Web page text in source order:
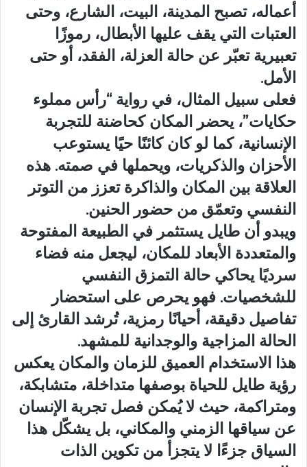
أعماله، تصبح المدينة، البيت، الشارع، وحتى
العتبات التي يقف عليها الأبطال، رموزًا
تعبيرية تعبّر عن حالة العزلة، الفقد، أو حتى
الأمل.
فعلى سبيل المثال، في رواية “رأس مملوء
حكايات”، يحضر المكان كحاضنة للتجربة
الإنسانية، كما لو كان كائنًا حيًا يستوعب
الأحزان والذكريات، ويحملها في صمته. هذه
العلاقة بين المكان والذاكرة تعزز من التوتر
النفسي وتعمّق من حضور الحنين.
ويبدو أن طايل يستثمر في الطبيعة المفتوحة
والمتعددة الأبعاد للمكان، ليجعل منه فضاء
سرديًا يحاكي حالة التمزق النفسي
للشخصيات. فهو يحرص على استحضار
تفاصيل دقيقة، أحيانًا رمزية، تُرشد القارئ إلى
الحالة المزاجية والوجدانية للمشهد.
هذا الاستخدام العميق للزمان والمكان يعكس
رؤية طايل للحياة بوصفها متداخلة، متشابكة،
ومتراكمة، حيث لا يُمكن فصل تجربة الإنسان
عن سياقها الزمني والمكاني، بل يشكّل هذا
السياق جزءًا لا يتجزأ من تكوين الذات